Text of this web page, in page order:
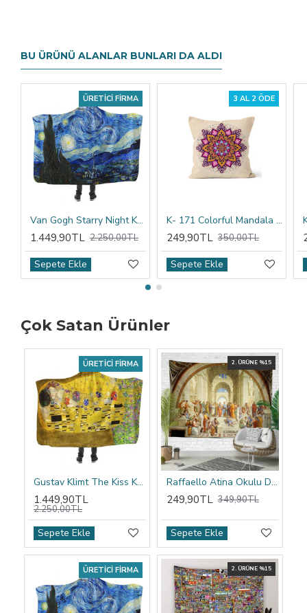
BU ÜRÜNÜ ALANLAR BUNLARI DA ALDI
ÜRETICI FIRMA
Van Gogh Starry Night Kapşonlu Battaniye
1.449,90TL 2.250,00TL
Sepete Ekle
3 AL 2 ÖDE
K- 171 Colorful Mandala Tribal Çift Tarafı Baskılı Kırlent Kılıfı
249,90TL 350,00TL
Sepete Ekle
Çok Satan Ürünler
ÜRETICI FIRMA
Gustav Klimt The Kiss Kapşonlu Battaniye
1.449,90TL
2.250,00TL
Sepete Ekle
2. ÜRÜNE %15
Raffaello Atina Okulu Duvar Örtüsü
249,90TL 349,90TL
Sepete Ekle
ÜRETICI FIRMA 2. ÜRÜNE %15